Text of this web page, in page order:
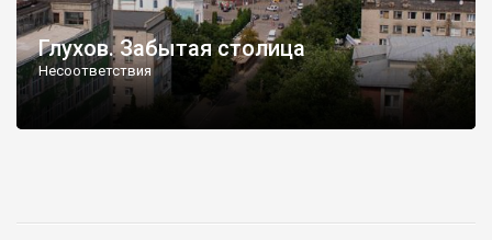
Глухов. Забытая столица
Несоответствия